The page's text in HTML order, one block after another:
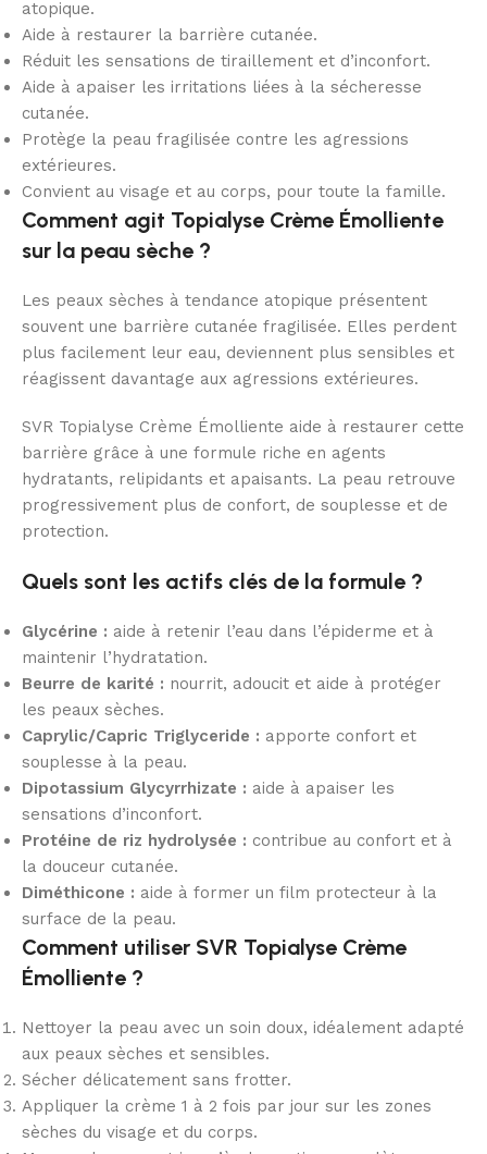
atopique.
Aide à restaurer la barrière cutanée.
Réduit les sensations de tiraillement et d’inconfort.
Aide à apaiser les irritations liées à la sécheresse
cutanée.
Protège la peau fragilisée contre les agressions
extérieures.
Convient au visage et au corps, pour toute la famille.
Comment agit Topialyse Crème Émolliente
sur la peau sèche ?
Les peaux sèches à tendance atopique présentent
souvent une barrière cutanée fragilisée. Elles perdent
plus facilement leur eau, deviennent plus sensibles et
réagissent davantage aux agressions extérieures.
SVR Topialyse Crème Émolliente aide à restaurer cette
barrière grâce à une formule riche en agents
hydratants, relipidants et apaisants. La peau retrouve
progressivement plus de confort, de souplesse et de
protection.
Quels sont les actifs clés de la formule ?
Glycérine : aide à retenir l’eau dans l’épiderme et à
maintenir l’hydratation.
Beurre de karité : nourrit, adoucit et aide à protéger
les peaux sèches.
Caprylic/Capric Triglyceride : apporte confort et
souplesse à la peau.
Dipotassium Glycyrrhizate : aide à apaiser les
sensations d’inconfort.
Protéine de riz hydrolysée : contribue au confort et à
la douceur cutanée.
Diméthicone : aide à former un film protecteur à la
surface de la peau.
Comment utiliser SVR Topialyse Crème
Émolliente ?
Nettoyer la peau avec un soin doux, idéalement adapté
aux peaux sèches et sensibles.
Sécher délicatement sans frotter.
Appliquer la crème 1 à 2 fois par jour sur les zones
sèches du visage et du corps.